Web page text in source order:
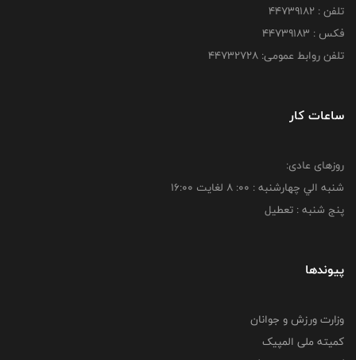
تلفن : ۴۴۷۳۹۱۸۲
فکس : ۴۴۷۳۹۱۸3
تلفن روابط عمومی: ۴۴۷۳۲۷۲۸
ساعات کار
روزهای عادی:
شنبه الي چهارشنبه : 00: 8 لغايت 16:00
پنج شنبه : تعطیل
پیوندها
وزارت ورزش و جوانان
کمیته ملی المپیک